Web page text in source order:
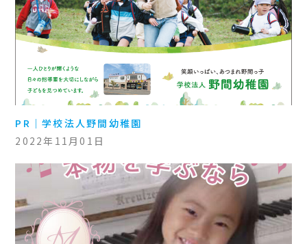
PR｜学校法人野間幼稚園
2022年11月01日